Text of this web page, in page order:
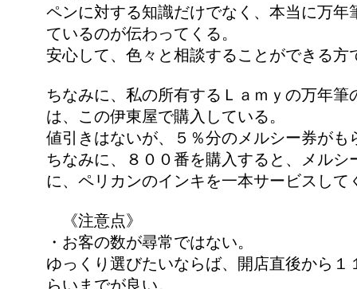
ペンに対する知識だけでなく、本当に万年
ているのが伝わってくる。
安心して、色々と相談することができる方
ちなみに、私の所有するＬａｍｙの万年筆
は、この伊東屋で購入している。
値引きはないが、５％分のメルシー券がも
ちなみに、８００番を購入すると、メルシ
に、ペリカンのインキを一本サービスして
《注意点》
・お客の数が尋常ではない。
ゆっくり選びたいならば、開店直後から１
らいまでが良い。